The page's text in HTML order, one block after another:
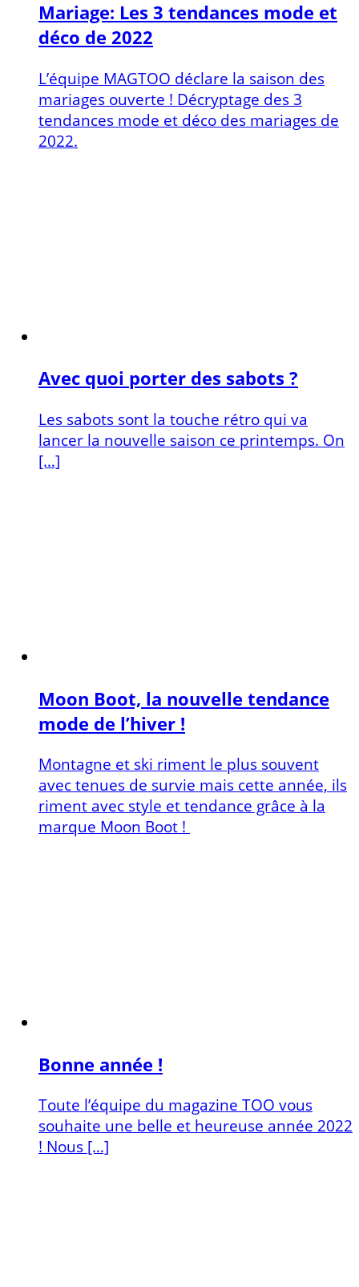
Mariage: Les 3 tendances mode et
déco de 2022
L’équipe MAGTOO déclare la saison des
mariages ouverte ! Décryptage des 3
tendances mode et déco des mariages de
2022.
Avec quoi porter des sabots ?
Les sabots sont la touche rétro qui va
lancer la nouvelle saison ce printemps. On
[…]
Moon Boot, la nouvelle tendance
mode de l’hiver !
Montagne et ski riment le plus souvent
avec tenues de survie mais cette année, ils
riment avec style et tendance grâce à la
marque Moon Boot !
Bonne année !
Toute l’équipe du magazine TOO vous
souhaite une belle et heureuse année 2022
! Nous […]